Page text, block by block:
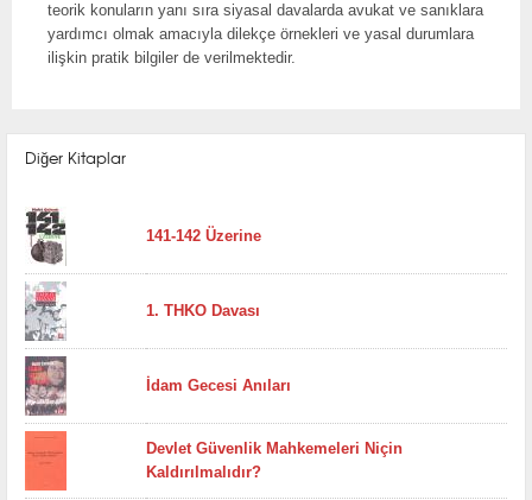
teorik konuların yanı sıra siyasal davalarda avukat ve sanıklara
yardımcı olmak amacıyla dilekçe örnekleri ve yasal durumlara
ilişkin pratik bilgiler de verilmektedir.
Diğer Kitaplar
141-142 Üzerine
1. THKO Davası
İdam Gecesi Anıları
Devlet Güvenlik Mahkemeleri Niçin
Kaldırılmalıdır?